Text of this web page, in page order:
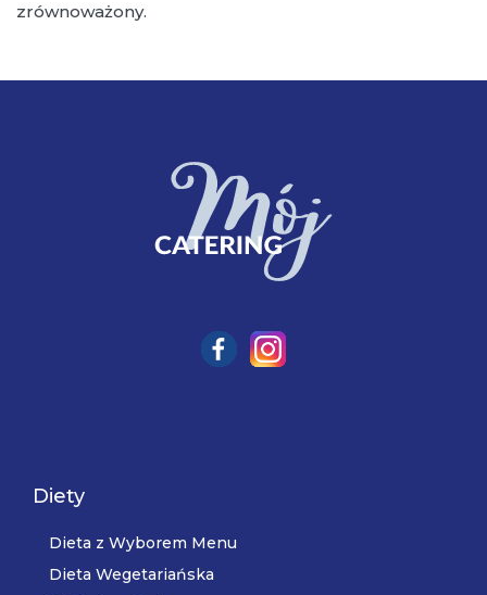
zrównoważony.
Diety
Dieta z Wyborem Menu
Dieta Wegetariańska